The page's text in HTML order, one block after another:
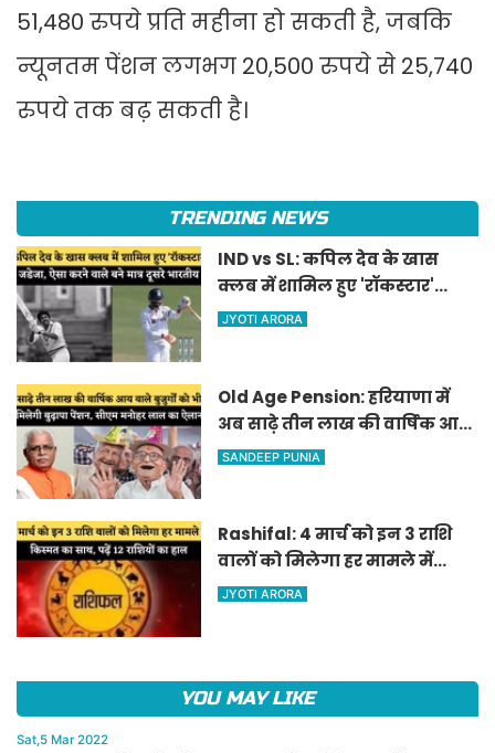
51,480 रुपये प्रति महीना हो सकती है, जबकि
न्यूनतम पेंशन लगभग 20,500 रुपये से 25,740
रुपये तक बढ़ सकती है।
TRENDING NEWS
IND vs SL: कपिल देव के खास
क्लब में शामिल हुए 'रॉकस्टार'
जडेजा, ऐसा करने वाले बने मात्र
JYOTI ARORA
Old Age Pension: हरियाणा में
अब साढ़े तीन लाख की वार्षिक आय
वाले बुजुर्गों को भी मिलेगी बुढ़ापा
SANDEEP PUNIA
Rashifal: 4 मार्च को इन 3 राशि
वालों को मिलेगा हर मामले में
किस्मत का साथ, पढ़ें 12 राशियों का
JYOTI ARORA
YOU MAY LIKE
Sat,5 Mar 2022